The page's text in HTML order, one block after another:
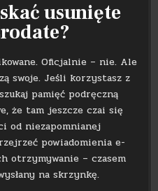
usunięte
Oficjalnie – nie. Ale
swoje. Jeśli korzystasz z
pamięć podręczną
że tam jeszcze czai się
od niezapomnianej
powiadomienia e-
otrzymywanie – czasem
na skrzynkę.